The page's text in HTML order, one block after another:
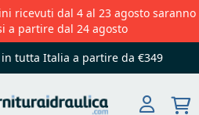
ricevuti dal 4 al 23 agosto saranno
a partire dal 24 agosto
in tutta Italia a partire da €349